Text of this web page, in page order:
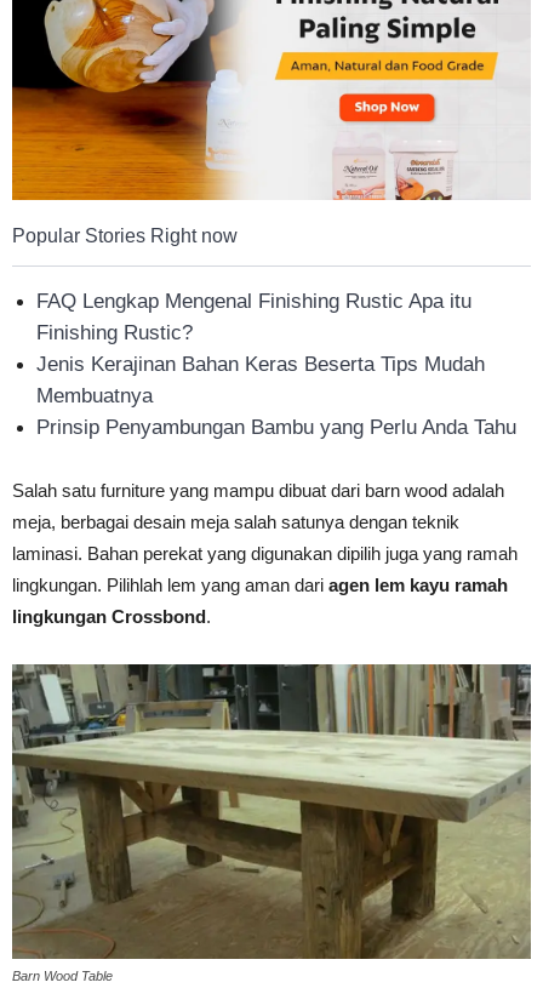
Popular Stories Right now
FAQ Lengkap Mengenal Finishing Rustic Apa itu
Finishing Rustic?
Jenis Kerajinan Bahan Keras Beserta Tips Mudah
Membuatnya
Prinsip Penyambungan Bambu yang Perlu Anda Tahu
Salah satu furniture yang mampu dibuat dari barn wood adalah
meja, berbagai desain meja salah satunya dengan teknik
laminasi. Bahan perekat yang digunakan dipilih juga yang ramah
lingkungan. Pilihlah lem yang aman dari agen lem kayu ramah
lingkungan Crossbond.
Barn Wood Table